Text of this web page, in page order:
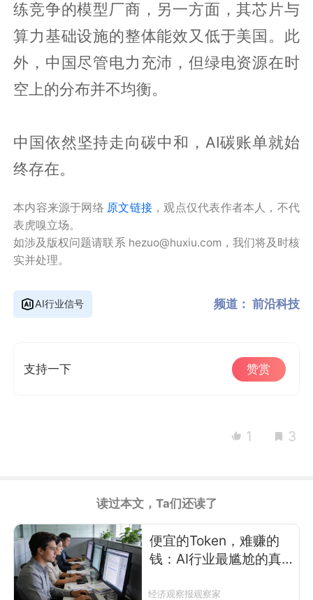
练竞争的模型厂商，另一方面，其芯片与
算力基础设施的整体能效又低于美国。此
外，中国尽管电力充沛，但绿电资源在时
空上的分布并不均衡。
中国依然坚持走向碳中和，AI碳账单就始
终存在。
本内容来源于网络 原文链接 ，观点仅代表作者本人，不代
表虎嗅立场。
如涉及版权问题请联系 hezuo@huxiu.com，我们将及时核
实并处理。
AI行业信号 频道： 前沿科技
支持一下 赞赏
1 3
读过本文，Ta们还读了
便宜的Token，难赚的
钱：AI行业最尴尬的真
经济观察报观察家